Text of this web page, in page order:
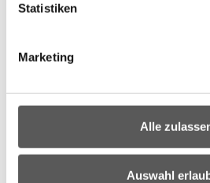
Statistiken
Marketing
Alle
Auswahl